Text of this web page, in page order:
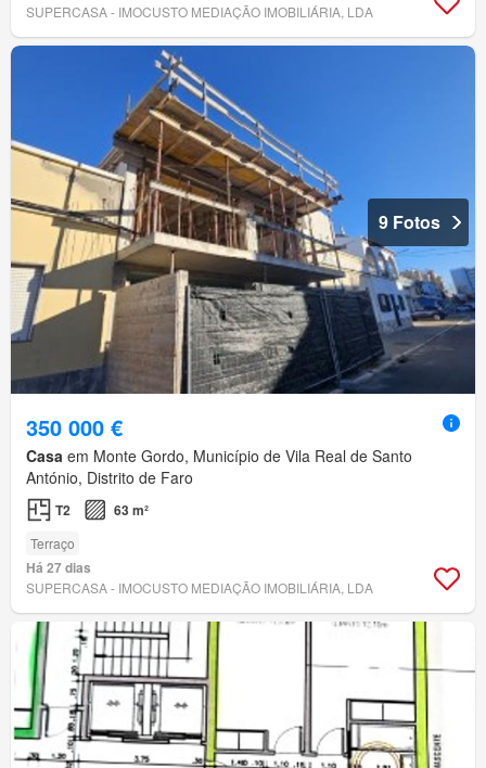
SUPERCASA - IMOCUSTO MEDIAÇÃO IMOBILIÁRIA, LDA
9 Fotos
350 000 €
Casa em Monte Gordo, Município de Vila Real de Santo
António, Distrito de Faro
T2 63 m²
Terraço
Há 27 dias
SUPERCASA - IMOCUSTO MEDIAÇÃO IMOBILIÁRIA, LDA